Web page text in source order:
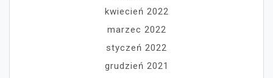
kwiecień 2022
marzec 2022
styczeń 2022
grudzień 2021